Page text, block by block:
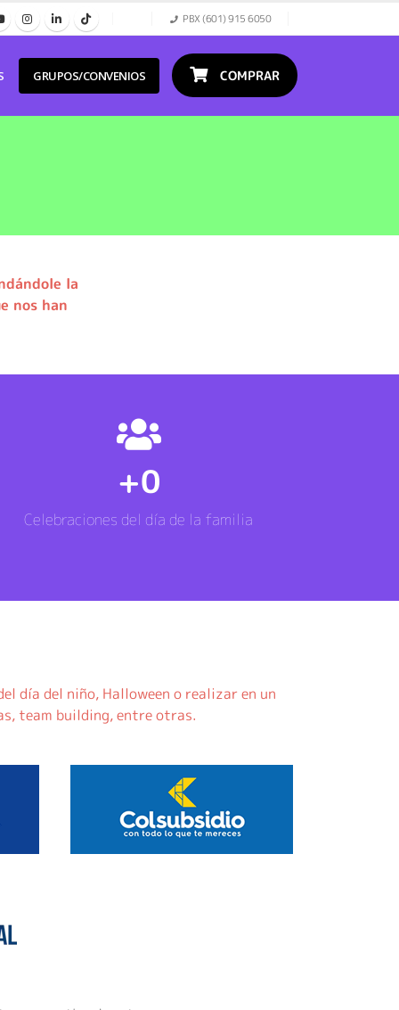
PBX (601) 915 6050
GRUPOS/CONVENIOS COMPRAR
la
nos han
+0
Celebraciones del día de la familia
día del niño, Halloween o realizar en un
team building, entre otras.